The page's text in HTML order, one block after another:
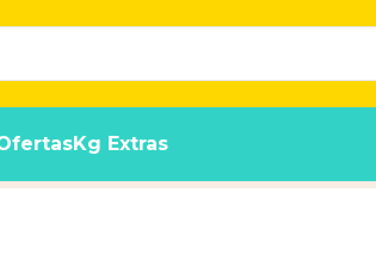
Kg Extras
X 7.5+1 Kg. De Regalo